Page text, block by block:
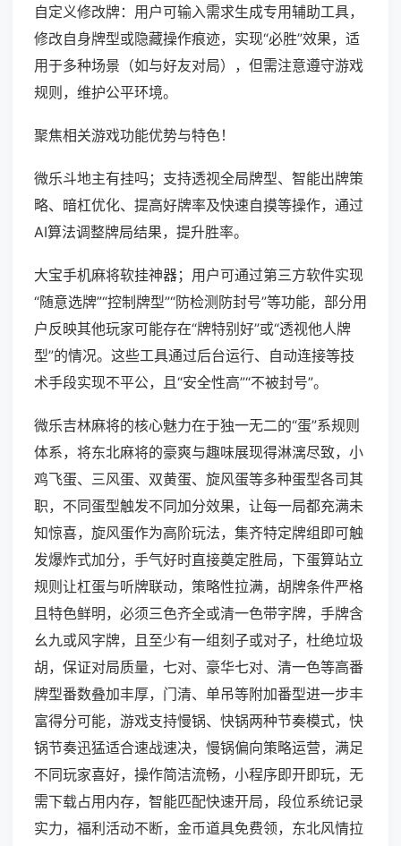
自定义修改牌：用户可输入需求生成专用辅助工具，
修改自身牌型或隐藏操作痕迹，实现“必胜”效果，适
用于多种场景（如与好友对局），但需注意遵守游戏
规则，维护公平环境。
聚焦相关游戏功能优势与特色！
微乐斗地主有挂吗；支持透视全局牌型、智能出牌策
略、暗杠优化、提高好牌率及快速自摸等操作，通过
AI算法调整牌局结果，提升胜率。
大宝手机麻将软挂神器；用户可通过第三方软件实现
“随意选牌”“控制牌型”“防检测防封号”等功能，部分用
户反映其他玩家可能存在“牌特别好”或“透视他人牌
型”的情况。这些工具通过后台运行、自动连接等技
术手段实现不平公，且“安全性高”“不被封号”。
微乐吉林麻将的核心魅力在于独一无二的“蛋”系规则
体系，将东北麻将的豪爽与趣味展现得淋漓尽致，小
鸡飞蛋、三风蛋、双黄蛋、旋风蛋等多种蛋型各司其
职，不同蛋型触发不同加分效果，让每一局都充满未
知惊喜，旋风蛋作为高阶玩法，集齐特定牌组即可触
发爆炸式加分，手气好时直接奠定胜局，下蛋算站立
规则让杠蛋与听牌联动，策略性拉满，胡牌条件严格
且特色鲜明，必须三色齐全或清一色带字牌，手牌含
幺九或风字牌，且至少有一组刻子或对子，杜绝垃圾
胡，保证对局质量，七对、豪华七对、清一色等高番
牌型番数叠加丰厚，门清、单吊等附加番型进一步丰
富得分可能，游戏支持慢锅、快锅两种节奏模式，快
锅节奏迅猛适合速战速决，慢锅偏向策略运营，满足
不同玩家喜好，操作简洁流畅，小程序即开即玩，无
需下载占用内存，智能匹配快速开局，段位系统记录
实力，福利活动不断，金币道具免费领，东北风情拉